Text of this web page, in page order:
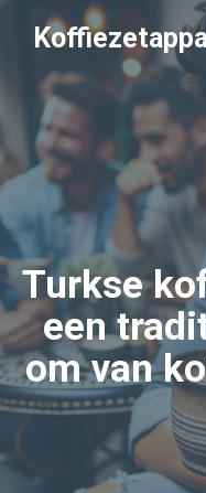
naar
inhoud
Turkse
een
om van